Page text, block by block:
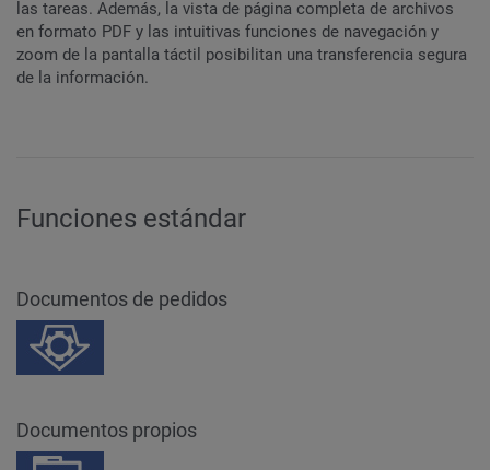
las tareas. Además, la vista de página completa de archivos
en formato PDF y las intuitivas funciones de navegación y
zoom de la pantalla táctil posibilitan una transferencia segura
de la información.
Funciones estándar
Documentos de pedidos
Documentos propios